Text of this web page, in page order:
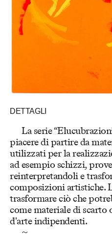
DETTAGLI
La serie
piacere di partire da
utilizzati per la
ad esempio schizzi,
reinterpretandoli e
composizioni artistiche.
trasformare ciò che
come materiale di
d'arte indipendenti.
~